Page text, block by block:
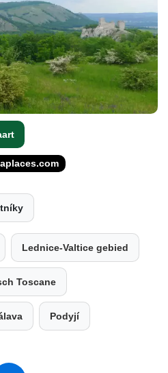
Lednice-Valtice gebied
Toscane
Podyjí